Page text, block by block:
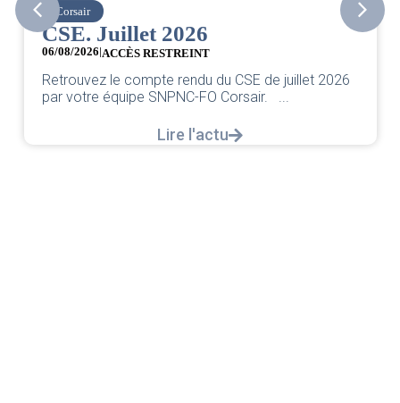
Corsair
CSE. Juillet 2026
06/08/2026|ACCÈS RESTREINT
Retrouvez le compte rendu du CSE de juillet 2026
par votre équipe SNPNC-FO Corsair. ...
Lire l'actu